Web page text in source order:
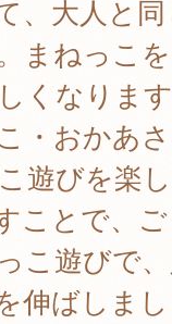
、大人と
まねっこ
くなりま
・おかあ
遊びを楽
ことで、
こ遊びで
伸ばしま